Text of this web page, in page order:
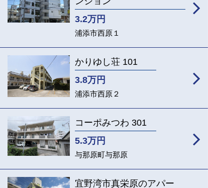
3.2万円
浦添市西原１
かりゆし荘 101
3.8万円
浦添市西原２
コーポみつわ 301
5.3万円
与那原町与那原
宜野湾市真栄原のアパー